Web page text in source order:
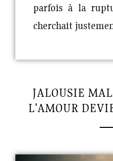
parfois à la
cherchait
JALOUSIE
L'AMOUR